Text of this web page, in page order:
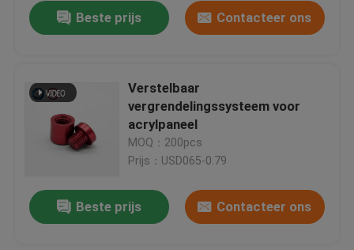
Beste prijs Contacteer ons
Verstelbaar
vergrendelingssysteem voor
acrylpaneel
MOQ：200pcs
Prijs：USD065-0.79
Beste prijs Contacteer ons